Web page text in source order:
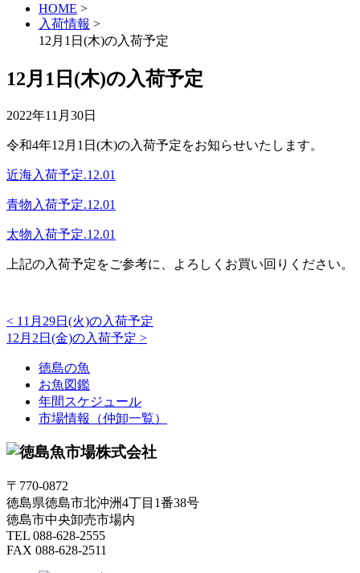
HOME >
入荷情報 >
12月1日(木)の入荷予定
12月1日(木)の入荷予定
2022年11月30日
令和4年12月1日(木)の入荷予定をお知らせいたします。
近海入荷予定.12.01
青物入荷予定.12.01
太物入荷予定.12.01
上記の入荷予定をご参考に、よろしくお買い回りください。
< 11月29日(火)の入荷予定
12月2日(金)の入荷予定 >
徳島の魚
お魚図鑑
年間スケジュール
市場情報（仲卸一覧）
〒770-0872
徳島県徳島市北沖洲4丁目1番38号
徳島市中央卸売市場内
TEL 088-628-2555
FAX 088-628-2511